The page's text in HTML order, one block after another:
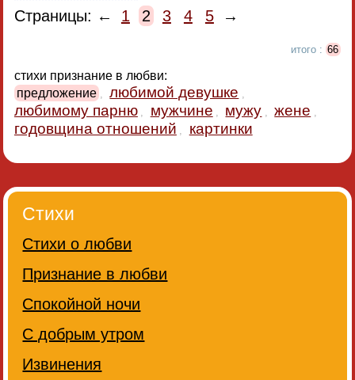
Страницы: ←
1 2 3 4 5 →
итого : 66
стихи признание в любви:
предложение
любимой девушке
любимому парню мужчине мужу жене
годовщина отношений картинки
Стихи
Стихи о любви
Признание в любви
Спокойной ночи
С добрым утром
Извинения